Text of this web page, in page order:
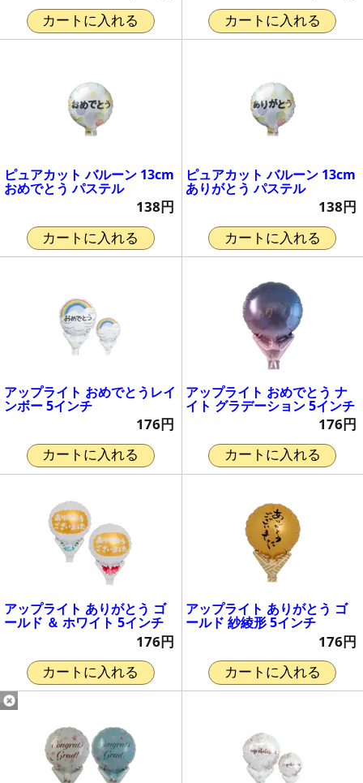
カートに入れる カートに入れる
ピュアカット バルーン 13cm
おめでとう パステル
138円
カートに入れる
ピュアカット バルーン 13cm
ありがとう パステル
138円
カートに入れる
アップライト おめでとうレイ
ンボー 5インチ
176円
カートに入れる
アップライト おめでとう ナ
イト グラデーション 5インチ
176円
カートに入れる
アップライト ありがとう ゴ
ールド ＆ ホワイト 5インチ
176円
カートに入れる
アップライト ありがとう ゴ
ールド 紗綾形 5インチ
176円
カートに入れる